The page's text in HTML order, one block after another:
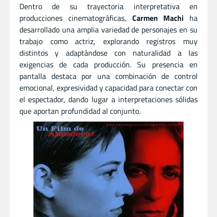
Dentro de su trayectoria interpretativa en
producciones cinematográficas, Carmen Machi ha
desarrollado una amplia variedad de personajes en su
trabajo como actriz, explorando registros muy
distintos y adaptándose con naturalidad a las
exigencias de cada producción. Su presencia en
pantalla destaca por una combinación de control
emocional, expresividad y capacidad para conectar con
el espectador, dando lugar a interpretaciones sólidas
que aportan profundidad al conjunto.